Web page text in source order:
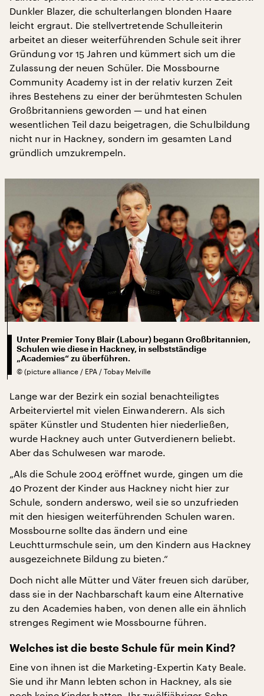
Dunkler Blazer, die schulterlangen blonden Haare
leicht ergraut. Die stellvertretende Schulleiterin
arbeitet an dieser weiterführenden Schule seit ihrer
Gründung vor 15 Jahren und kümmert sich um die
Zulassung der neuen Schüler. Die Mossbourne
Community Academy ist in der relativ kurzen Zeit
ihres Bestehens zu einer der berühmtesten Schulen
Großbritanniens geworden — und hat einen
wesentlichen Teil dazu beigetragen, die Schulbildung
nicht nur in Hackney, sondern im gesamten Land
gründlich umzukrempeln.
Unter Premier Tony Blair (Labour) begann Großbritannien,
Schulen wie diese in Hackney, in selbstständige
„Academies“ zu überführen.
© (picture alliance / EPA / Tobay Melville
Lange war der Bezirk ein sozial benachteiligtes
Arbeiterviertel mit vielen Einwanderern. Als sich
später Künstler und Studenten hier niederließen,
wurde Hackney auch unter Gutverdienern beliebt.
Aber das Schulwesen war marode.
„Als die Schule 2004 eröffnet wurde, gingen um die
40 Prozent der Kinder aus Hackney nicht hier zur
Schule, sondern anderswo, weil sie so unzufrieden
mit den hiesigen weiterführenden Schulen waren.
Mossbourne sollte das ändern und eine
Leuchtturmschule sein, um den Kindern aus Hackney
ausgezeichnete Bildung zu bieten.“
Doch nicht alle Mütter und Väter freuen sich darüber,
dass sie in der Nachbarschaft kaum eine Alternative
zu den Academies haben, von denen alle ein ähnlich
strenges Regiment wie Mossbourne führen.
Welches ist die beste Schule für mein Kind?
Eine von ihnen ist die Marketing-Expertin Katy Beale.
Sie und ihr Mann lebten schon in Hackney, als sie